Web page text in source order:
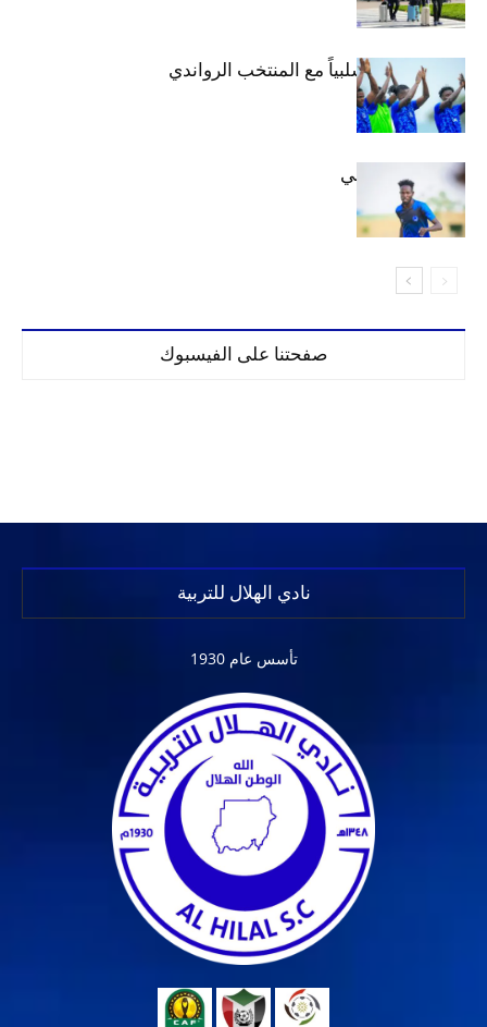
الهلال يتعادل سلبياً مع المنتخب الرواندي
إعدادياً
كنن يصل كيجالي
صفحتنا على الفيسبوك
نادي الهلال للتربية
تأسس عام 1930